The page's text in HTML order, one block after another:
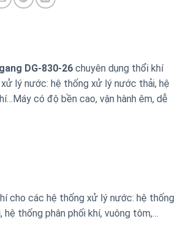
DG-830-26 chuyên dụng thổi khí
lý nước: hệ thống xử lý nước thải, hệ
có độ bền cao, vận hành êm, dễ
cho các hệ thống xử lý nước: hệ thống
thống phân phối khí, vuông tôm,…